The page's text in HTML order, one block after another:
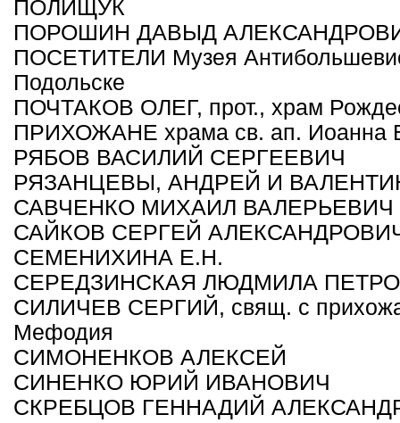
ПОЛИЩУК
ПОРОШИН ДАВЫД
ПОСЕТИТЕЛИ Музея
Подольске
ПОЧТАКОВ ОЛЕГ, прот., храм
ПРИХОЖАНЕ храма св. ап. Иоанна
РЯБОВ ВАСИЛИЙ СЕРГЕЕВИЧ
РЯЗАНЦЕВЫ, АНДРЕЙ И
САВЧЕНКО МИХАИЛ ВАЛЕРЬЕВИЧ
САЙКОВ СЕРГЕЙ
СЕМЕНИХИНА Е.Н.
СЕРЕДЗИНСКАЯ ЛЮДМИЛА
СИЛИЧЕВ СЕРГИЙ, свящ. с
Мефодия
СИМОНЕНКОВ АЛЕКСЕЙ
СИНЕНКО ЮРИЙ ИВАНОВИЧ
СКРЕБЦОВ ГЕННАДИЙ